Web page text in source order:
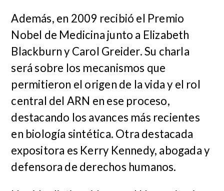
Además, en 2009 recibió el Premio
Nobel de Medicina junto a Elizabeth
Blackburn y Carol Greider. Su charla
será sobre los mecanismos que
permitieron el origen de la vida y el rol
central del ARN en ese proceso,
destacando los avances más recientes
en biología sintética. Otra destacada
expositora es Kerry Kennedy, abogada y
defensora de derechos humanos.